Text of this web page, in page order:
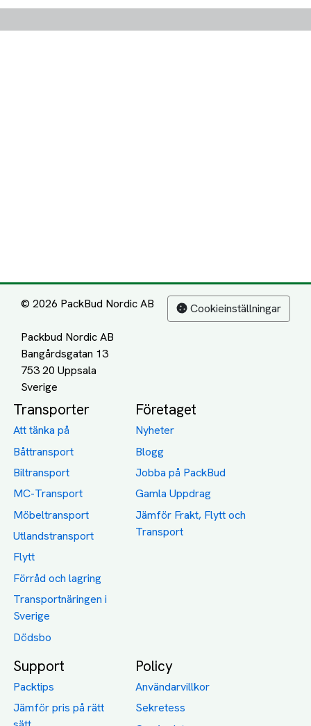
© 2026 PackBud Nordic AB
Packbud Nordic AB
Bangårdsgatan 13
753 20 Uppsala
Cookieinställningar
Transporter
Att tänka på
Båttransport
Biltransport
MC-Transport
Möbeltransport
Utlandstransport
Flytt
Förråd och lagring
Transportnäringen i
Sverige
Dödsbo
Företaget
Nyheter
Blogg
Jobba på PackBud
Gamla Uppdrag
Jämför Frakt, Flytt och
Transport
Support
Packtips
Jämför pris på rätt
Policy
Användarvillkor
Sekretess